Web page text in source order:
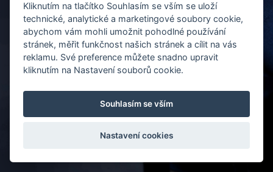
Kliknutím na tlačítko Souhlasím se vším se uloží
technické, analytické a marketingové soubory cookie,
abychom vám mohli umožnit pohodlné používání
stránek, měřit funkčnost našich stránek a cílit na vás
reklamu. Své preference můžete snadno upravit
kliknutím na Nastavení souborů cookie.
Souhlasím se vším
Nastavení cookies